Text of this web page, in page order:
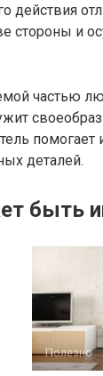
и
частью
помогает
деталей.
быть
Полезно